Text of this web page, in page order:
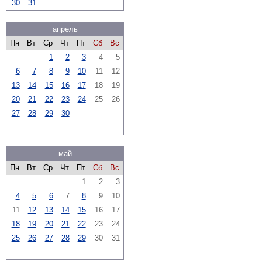
30 31
апрель
Пн
Вт Ср Чт Пт Сб
Вс
1
2 3 4
5
6
7 8 9 10 11
12
13
14 15 16 17 18
19
20
21 22 23 24 25
26
27
28 29 30
май
Пн
Вт Ср Чт Пт Сб
Вс
1
2
3
4
5 6 7 8 9
10
11
12 13 14 15 16
17
18
19 20 21 22 23
24
25
26 27 28 29 30 31